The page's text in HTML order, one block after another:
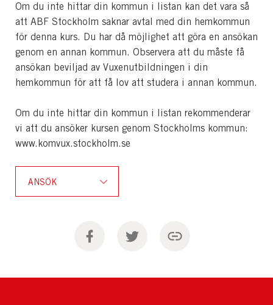
Om du inte hittar din kommun i listan kan det vara så
att ABF Stockholm saknar avtal med din hemkommun
för denna kurs. Du har då möjlighet att göra en ansökan
genom en annan kommun. Observera att du måste få
ansökan beviljad av Vuxenutbildningen i din
hemkommun för att få lov att studera i annan kommun.
Om du inte hittar din kommun i listan rekommenderar
vi att du ansöker kursen genom Stockholms kommun:
www.komvux.stockholm.se
ANSÖK